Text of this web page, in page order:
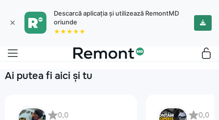
×
Descarcă aplicația și utilizează RemontMD
oriunde
★★★★★
Ai putea fi aici și tu
0,0
0,0